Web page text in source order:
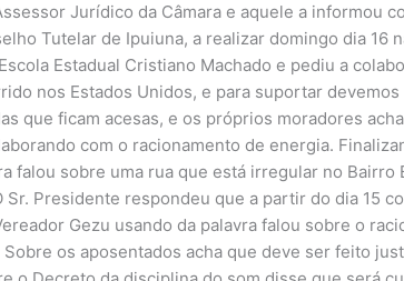
Jurídico da Câmara e aquele a informou
Tutelar de Ipuiuna, a realizar domingo dia 16
Estadual Cristiano Machado e pediu a
nos Estados Unidos, e para suportar
que ficam acesas, e os próprios moradores
com o racionamento de energia.
falou sobre uma rua que está irregular no
Presidente respondeu que a partir do dia 15
Gezu usando da palavra falou sobre o
os aposentados acha que deve ser feito